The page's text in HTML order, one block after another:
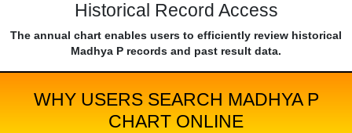
Historical Record Access
The annual chart enables users to efficiently review historical
Madhya P records and past result data.
WHY USERS SEARCH MADHYA P
CHART ONLINE